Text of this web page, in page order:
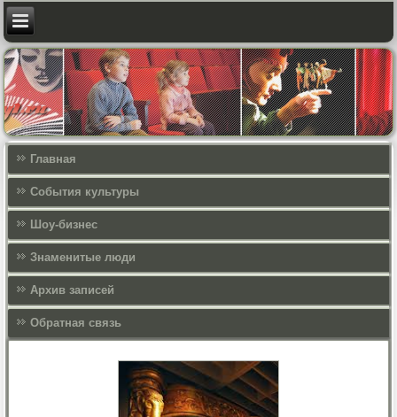
Главная
События культуры
Шоу-бизнес
Знаменитые люди
Архив записей
Обратная связь